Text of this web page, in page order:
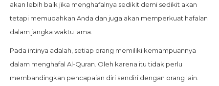
akan lebih baik jika menghafalnya sedikit demi sedikit akan
tetapi memudahkan Anda dan juga akan memperkuat hafalan
dalam jangka waktu lama.
Pada intinya adalah, setiap orang memiliki kemampuannya
dalam menghafal Al-Quran. Oleh karena itu tidak perlu
membandingkan pencapaian diri sendiri dengan orang lain.